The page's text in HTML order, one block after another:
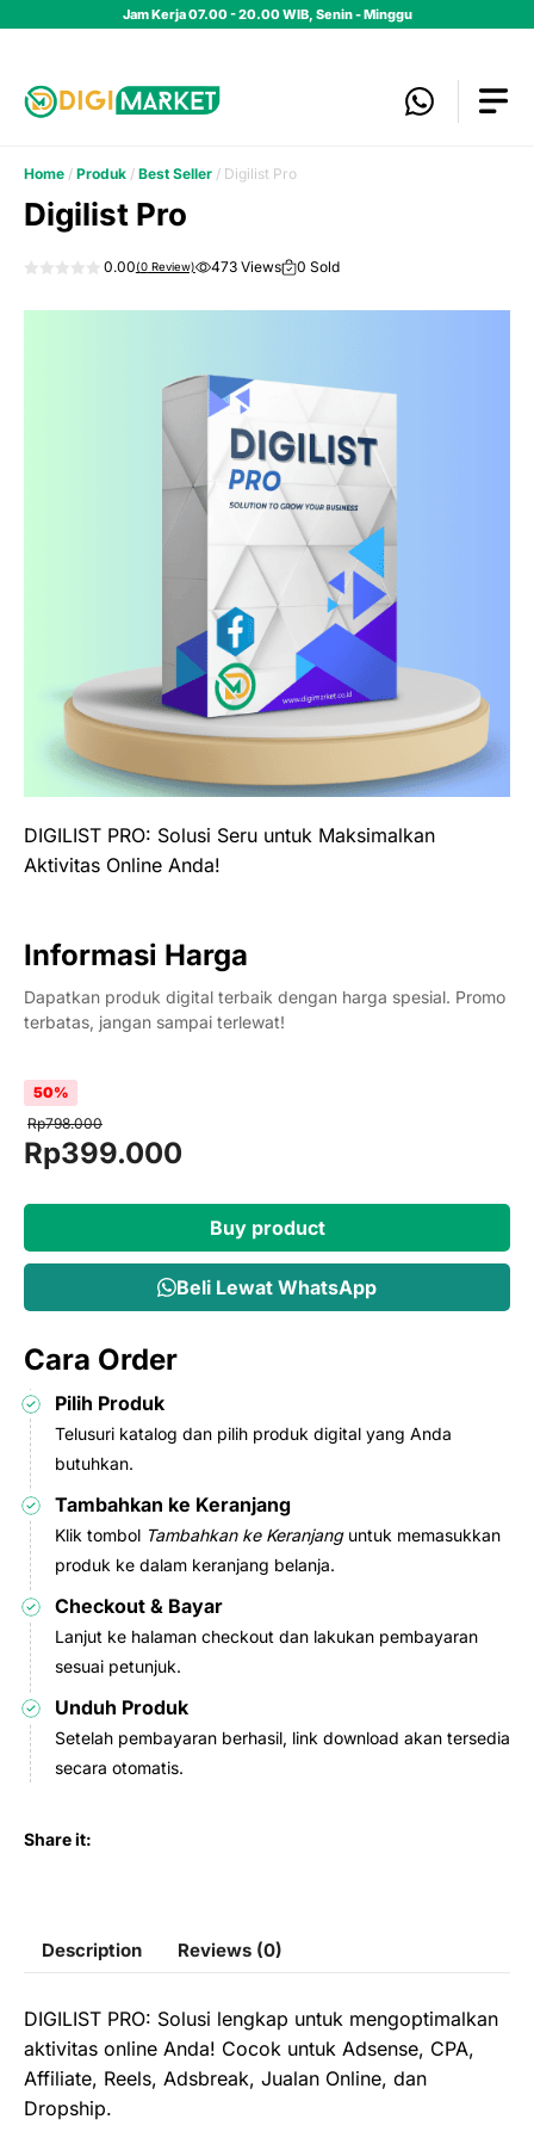
Jam Kerja 07.00 - 20.00 WIB, Senin - Minggu
Home / Produk / Best Seller / Digilist Pro
Digilist Pro
0.00(0Review) 473 Views 0 Sold
DIGILIST PRO: Solusi Seru untuk Maksimalkan
Aktivitas Online Anda!
Informasi Harga
Dapatkan produk digital terbaik dengan harga spesial. Promo
terbatas, jangan sampai terlewat!
50%
Rp798.000
Original
was:
Rp798.000.
Rp399.000
is:
Rp399.000.
Buy product
Beli Lewat WhatsApp
Cara Order
Pilih Produk
Telusuri katalog dan pilih produk digital yang Anda
butuhkan.
Tambahkan ke Keranjang
Klik tombol Tambahkan ke Keranjanguntuk memasukkan
produk ke dalam keranjang belanja.
Checkout & Bayar
Lanjut ke halaman checkout dan lakukan pembayaran
sesuai petunjuk.
Unduh Produk
Setelah pembayaran berhasil, link download akan tersedia
secara otomatis.
Share it:
Description Reviews (0)
DIGILIST PRO: Solusi lengkap untuk mengoptimalkan
aktivitas online Anda! Cocok untuk Adsense, CPA,
Affiliate, Reels, Adsbreak, Jualan Online, dan
Dropship.